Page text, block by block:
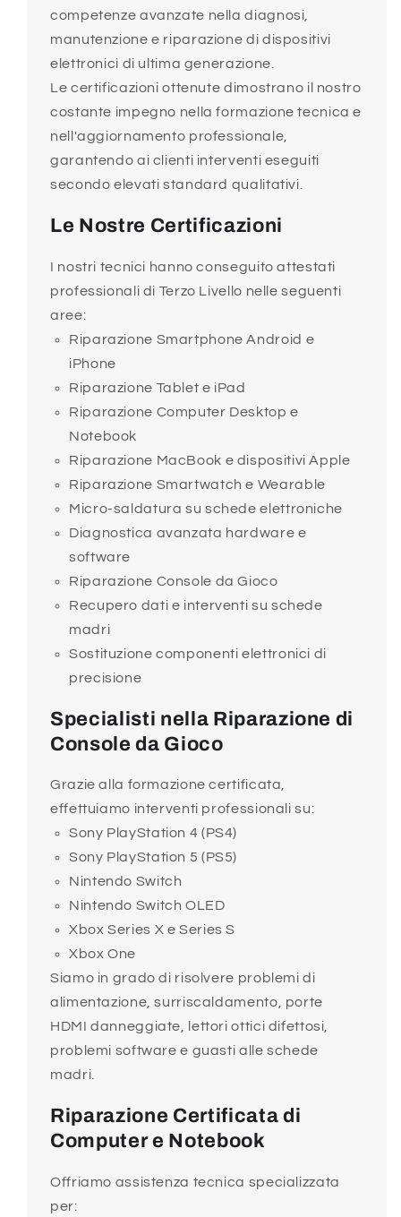
competenze avanzate nella diagnosi,
manutenzione e riparazione di dispositivi
elettronici di ultima generazione.
Le certificazioni ottenute dimostrano il nostro
costante impegno nella formazione tecnica e
nell'aggiornamento professionale,
garantendo ai clienti interventi eseguiti
secondo elevati standard qualitativi.
Le Nostre Certificazioni
I nostri tecnici hanno conseguito attestati
professionali di Terzo Livello nelle seguenti
aree:
Riparazione Smartphone Android e
iPhone
Riparazione Tablet e iPad
Riparazione Computer Desktop e
Notebook
Riparazione MacBook e dispositivi Apple
Riparazione Smartwatch e Wearable
Micro-saldatura su schede elettroniche
Diagnostica avanzata hardware e
software
Riparazione Console da Gioco
Recupero dati e interventi su schede
madri
Sostituzione componenti elettronici di
precisione
Specialisti nella Riparazione di
Console da Gioco
Grazie alla formazione certificata,
effettuiamo interventi professionali su:
Sony PlayStation 4 (PS4)
Sony PlayStation 5 (PS5)
Nintendo Switch
Nintendo Switch OLED
Xbox Series X e Series S
Xbox One
Siamo in grado di risolvere problemi di
alimentazione, surriscaldamento, porte
HDMI danneggiate, lettori ottici difettosi,
problemi software e guasti alle schede
madri.
Riparazione Certificata di
Computer e Notebook
Offriamo assistenza tecnica specializzata
per: